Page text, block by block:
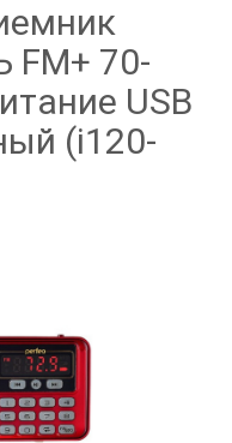
FM+ 70-
USB
(i120-